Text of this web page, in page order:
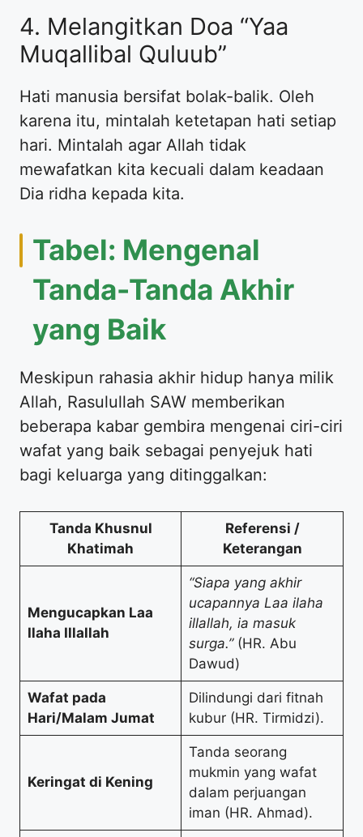
4. Melangitkan Doa “Yaa
Muqallibal Quluub”
Hati manusia bersifat bolak-balik. Oleh
karena itu, mintalah ketetapan hati setiap
hari. Mintalah agar Allah tidak
mewafatkan kita kecuali dalam keadaan
Dia ridha kepada kita.
Tabel: Mengenal
Tanda-Tanda Akhir
yang Baik
Meskipun rahasia akhir hidup hanya milik
Allah, Rasulullah SAW memberikan
beberapa kabar gembira mengenai ciri-ciri
wafat yang baik sebagai penyejuk hati
bagi keluarga yang ditinggalkan:
Tanda Khusnul
Khatimah
Referensi /
Keterangan
Mengucapkan Laa
Ilaha Illallah
“Siapa yang akhir
ucapannya Laa ilaha
illallah, ia masuk
surga.”(HR. Abu
Dawud)
Wafat pada
Hari/Malam Jumat
Dilindungi dari fitnah
kubur (HR. Tirmidzi).
Keringat di Kening
Tanda seorang
mukmin yang wafat
dalam perjuangan
iman (HR. Ahmad).